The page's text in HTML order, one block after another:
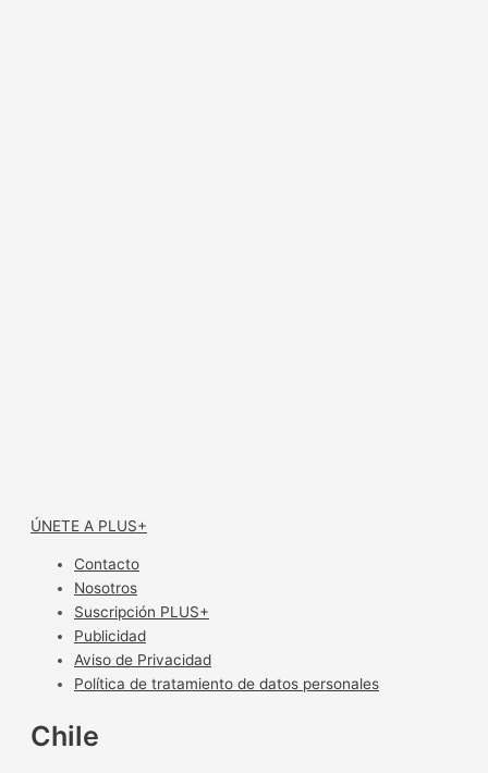
ÚNETE A PLUS+
Contacto
Nosotros
Suscripción PLUS+
Publicidad
Aviso de Privacidad
Política de tratamiento de datos personales
Chile